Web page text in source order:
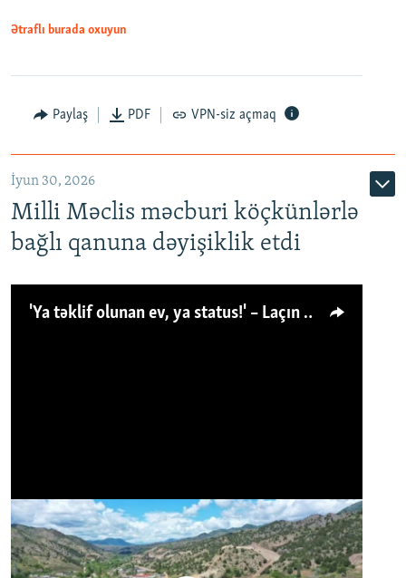
Ətraflı burada oxuyun
Paylaş PDF VPN-siz açmaq
İyun 30, 2026
Milli Məclis məcburi köçkünlərlə
bağlı qanuna dəyişiklik etdi
'Ya təklif olunan ev, ya status!' – Laçın köçkünü: 'Laçından başqa heç hara!'